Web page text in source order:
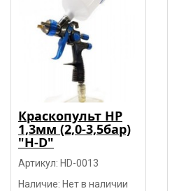
Краскопульт HP
1,3мм (2,0-3,5бар)
"H-D"
Артикул: HD-0013
Наличие: Нет в наличии